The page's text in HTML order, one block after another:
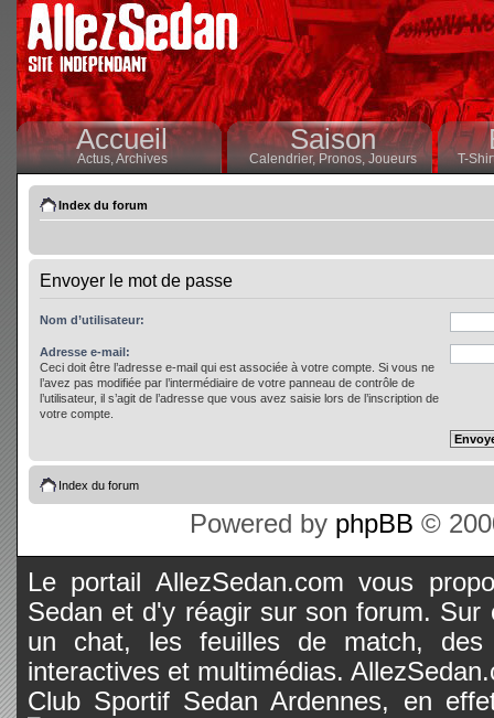
Accueil
Actus,Archives
Saison
Calendrier,Pronos, Joueurs T-
Index du forum
Envoyer le mot de passe
Nom d’utilisateur:
Adresse e-mail:
Ceci doit être l’adresse e-mail qui est associée à votre compte. Si vous ne
l’avez pas modifiée par l’intermédiaire de votre panneau de contrôle de
l’utilisateur, il s’agit de l’adresse que vous avez saisie lors de l’inscription de
votre compte.
Index du forum
Powered by phpBB ©
Le portail AllezSedan.com vous
Sedan et d'y réagir sur son forum.
un chat, les feuilles de match, des
interactives et multimédias.
Club Sportif Sedan Ardennes, en